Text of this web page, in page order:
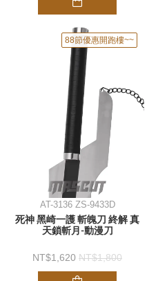
88節優惠開跑樓~~
AT-3136 ZS-9433D
死神 黑崎一護 斬魄刀 終解 真
天鎖斬月-動漫刀
1,620 1,800